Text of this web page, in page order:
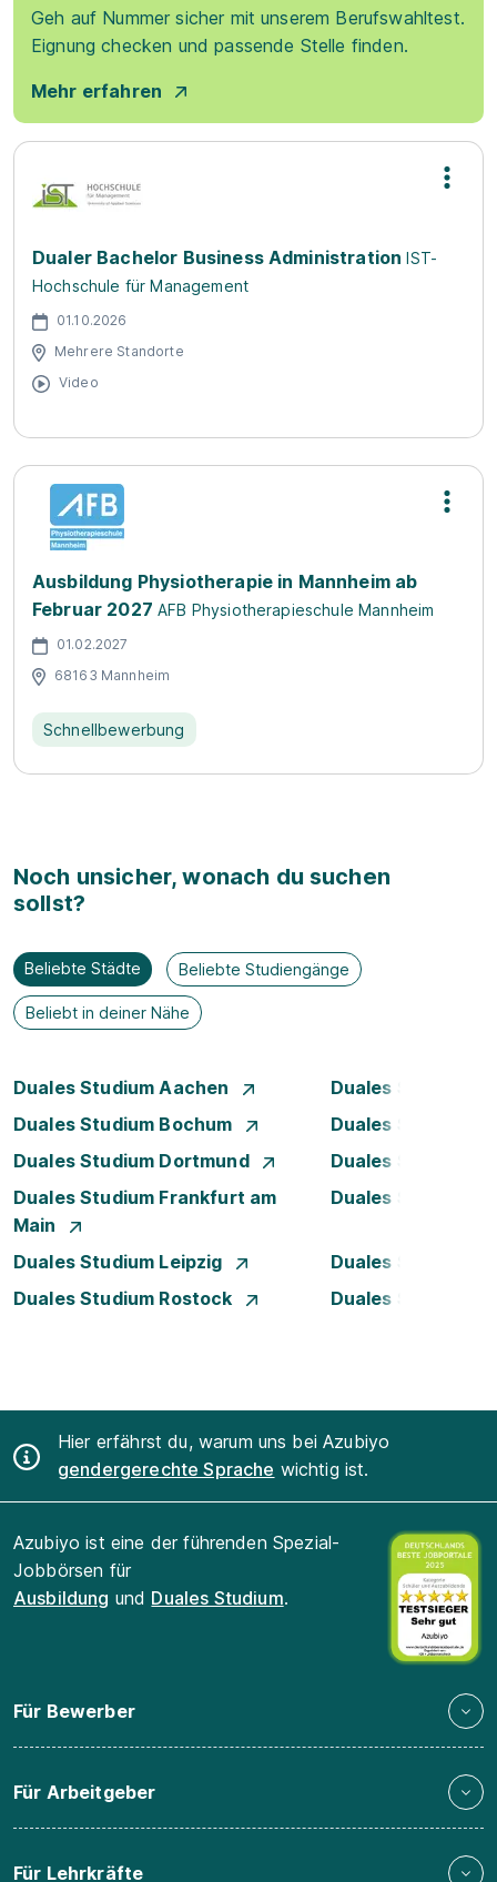
Geh auf Nummer sicher mit unserem Berufswahltest.
Eignung checken und passende Stelle finden.
Mehr erfahren
Dualer Bachelor Business Administration IST-
Hochschule für Management
01.10.2026
Mehrere Standorte
Video
Ausbildung Physiotherapie in Mannheim ab
Februar 2027 AFB Physiotherapieschule Mannheim
01.02.2027
68163 Mannheim
Schnellbewerbung
Noch unsicher, wonach du suchen
sollst?
Beliebte Städte Beliebte Studiengänge
Beliebt in deiner Nähe
Duales Studium Aachen
Duales Studium
Duales Studium Bochum
Duales Studium
Duales Studium Dortmund
Duales Studium
Duales Studium Frankfurt am
Main
Duales Studium
Duales Studium Leipzig
Duales Studium
Duales Studium Rostock
Duales Studium
Hier erfährst du, warum uns bei Azubiyo
gendergerechte Sprache wichtig ist.
Azubiyo ist eine der führenden Spezial-
Jobbörsen für
Ausbildung und Duales Studium.
Für Bewerber
Für Arbeitgeber
Für Lehrkräfte